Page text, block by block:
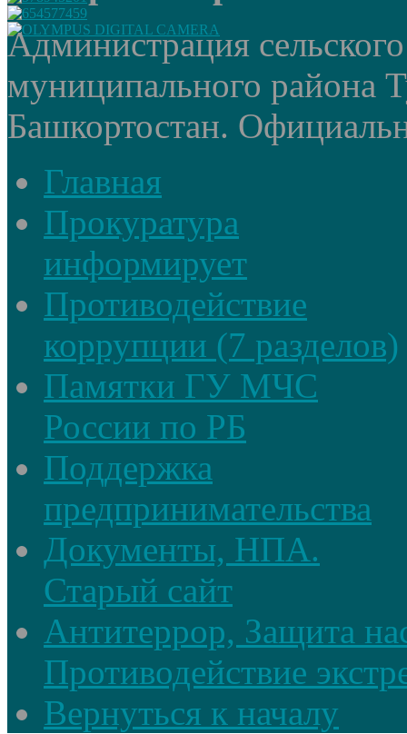
Администрация
муниципального района
Башкортостан.
Главная
Прокуратура
информирует
Противодействие
коррупции (7 разделов)
Памятки ГУ МЧС
России по РБ
Поддержка
предпринимательства
Документы, НПА.
Старый сайт
Антитеррор, Защита
Противодействие
Вернуться к началу